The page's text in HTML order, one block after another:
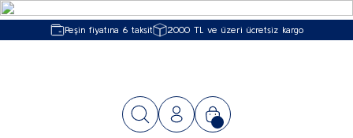
Peşin fiyatına 6 taksit 2000 TL ve üzeri ücretsiz kargo